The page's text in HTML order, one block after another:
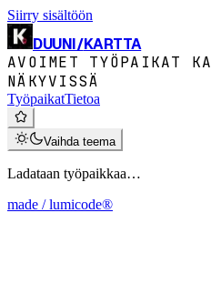
Siirry sisältöön
DUUNI/KARTTA
AVOIMET TYÖPAIKAT
NÄKYVISSÄ
TyöpaikatTietoa
Vaihda teema
Ladataan työpaikkaa…
made / lumicode®